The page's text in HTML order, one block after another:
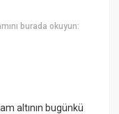
burada okuyun:
altının bugünkü